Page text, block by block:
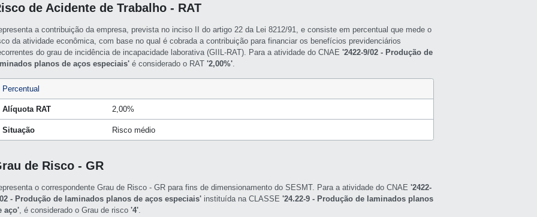
de Acidente de Trabalho - RAT
a contribuição da empresa, prevista no inciso II do artigo 22 da Lei 8212/91, e consiste em percentual que mede o
da atividade econômica, com base no qual é cobrada a contribuição para financiar os benefícios previdenciários
do grau de incidência de incapacidade laborativa (GIIL-RAT). Para a atividade do CNAE'2422-9/02 - Produção de
planos de aços especiais' é considerado o RAT'2,00%'.
Percentual
Alíquota RAT 2,00%
Situação Risco médio
de Risco - GR
o correspondente Grau de Risco - GR para fins de dimensionamento do SESMT. Para a atividade do CNAE'2422-
- Produção de laminados planos de aços especiais' instituída na CLASSE'24.22-9 - Produção de laminados planos
aço' , é considerado o Grau de risco'4'